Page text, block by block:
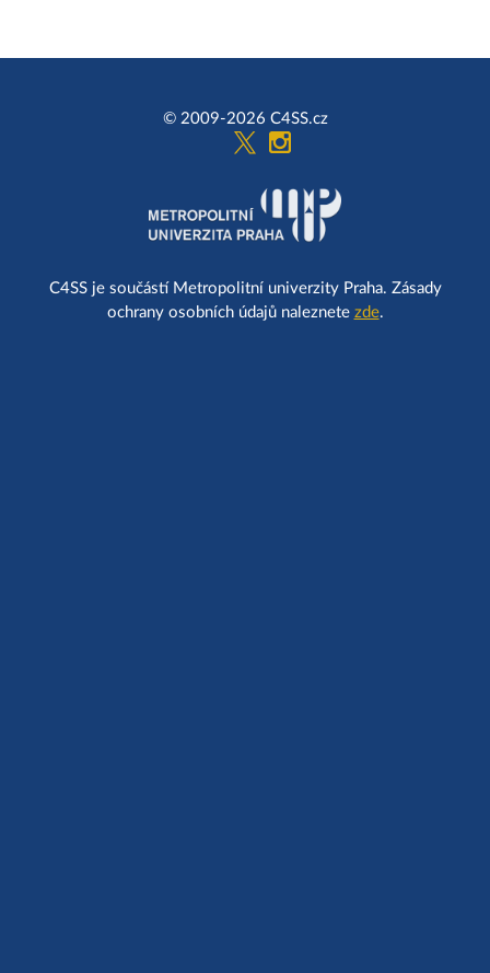
© 2009-2026 C4SS.cz
C4SS je součástí Metropolitní univerzity Praha. Zásady
ochrany osobních údajů naleznete zde.